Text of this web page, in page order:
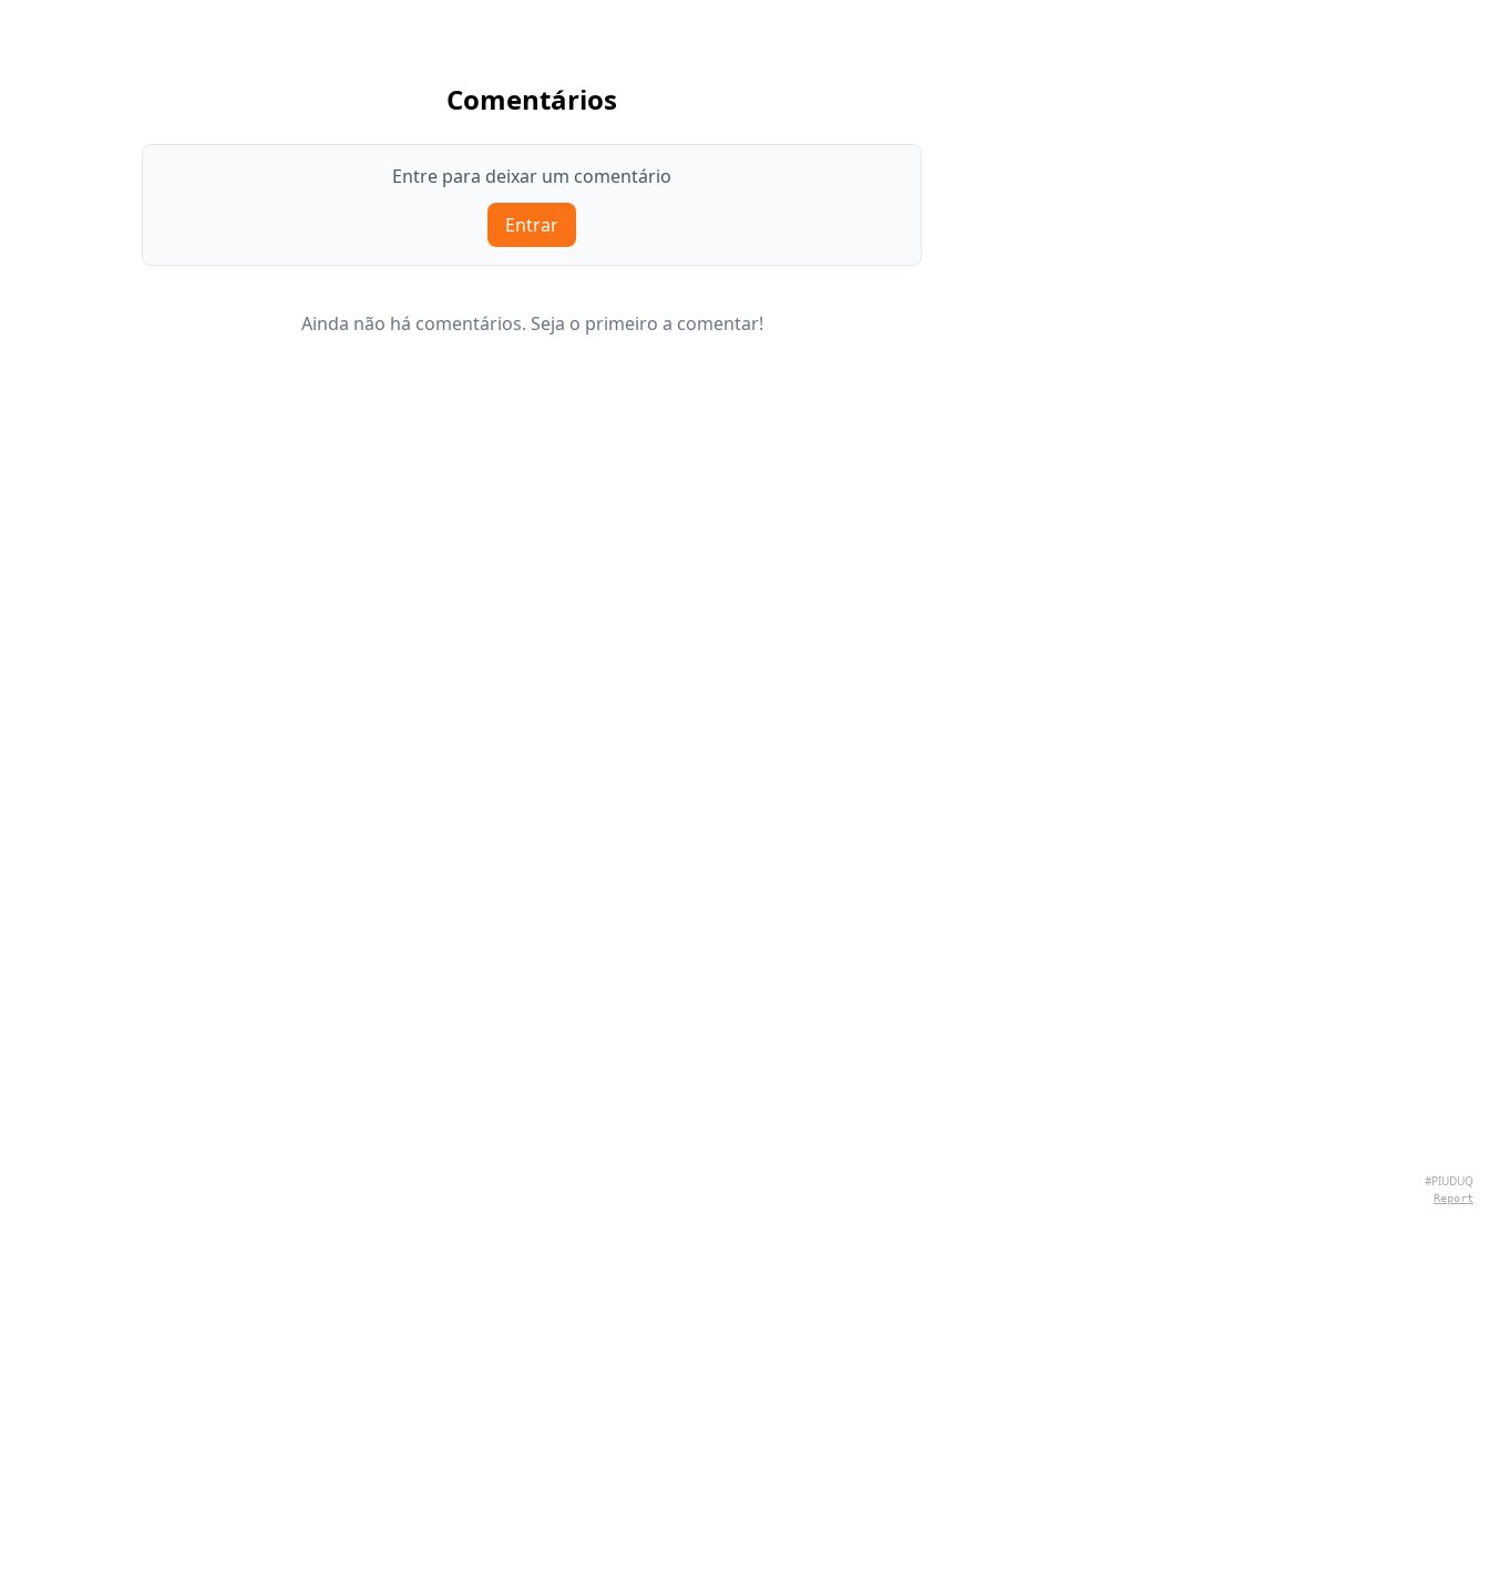
Comentários
Entre para deixar um comentário
Entrar
Ainda não há comentários. Seja o primeiro a comentar!
#PIUDUQ
Report